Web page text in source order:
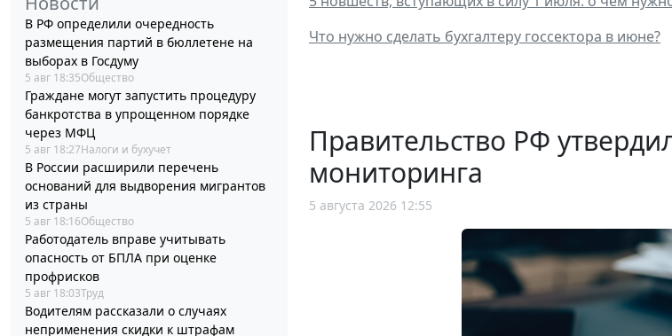
В РФ определили очередность
размещения партий в бюллетене на
выборах в Госдуму
5 авг 18:35Общество
Граждане могут запустить процедуру
банкротства в упрощенном порядке
через МФЦ
5 авг 18:27Налоги и бухучет
В России расширили перечень
оснований для выдворения мигрантов
из страны
5 авг 18:16Общество
Работодатель вправе учитывать
опасность от БПЛА при оценке
профрисков
5 авг 18:03Труд
Водителям рассказали о случаях
неприменения скидки к штрафам
Что нужно сделать бухгалтеру госсектора в июне?
Правительство РФ
мониторинга
5 августа 2026 12:55